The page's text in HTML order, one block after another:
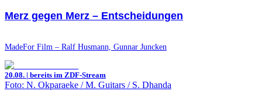
Merz gegen Merz – Entscheidungen
MadeFor Film – Ralf Husmann, Gunnar Juncken
20.08. | bereits im ZDF-Stream
Foto: N. Okparaeke / M. Guitars / S. Dhanda